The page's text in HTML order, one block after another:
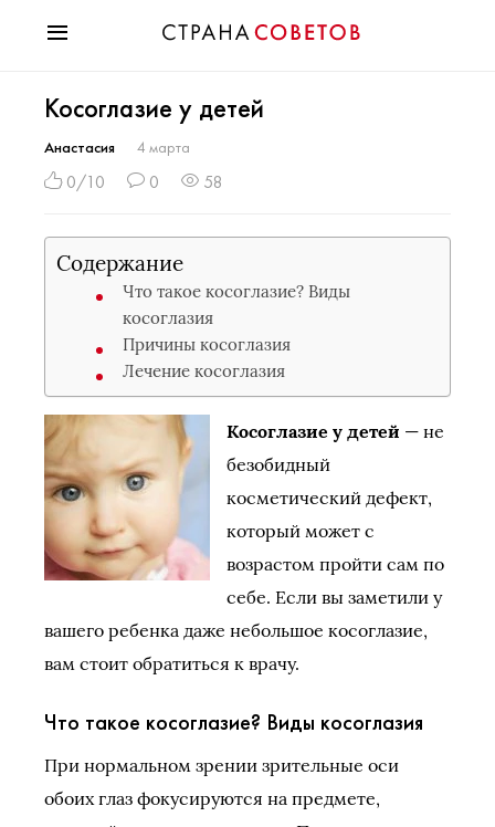
Мода
Звезды
Гороскопы
Психология
Хобби
Косоглазие у детей
Анастасия 4 марта
0/10 0 58
Содержание
Что такое косоглазие? Виды
косоглазия
Причины косоглазия
Лечение косоглазия
Косоглазие у детей — не
безобидный
косметический дефект,
который может с
возрастом пройти сам по
себе. Если вы заметили у
вашего ребенка даже небольшое косоглазие,
вам стоит обратиться к врачу.
Что такое косоглазие? Виды косоглазия
При нормальном зрении зрительные оси
обоих глаз фокусируются на предмете,